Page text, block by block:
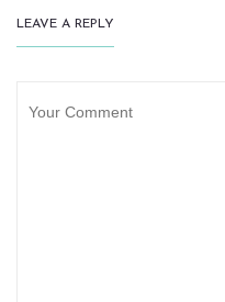
LEAVE A REPLY